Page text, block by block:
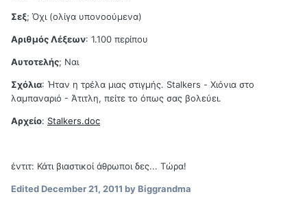
Σεξ; Όχι (ολίγα υπονοούμενα)
Αριθμός Λέξεων: 1.100 περίπου
Αυτοτελής; Ναι
Σχόλια: Ήταν η τρέλα μιας στιγμής. Stalkers - Χιόνια στο
λαμπαναριό - Άτιτλη, πείτε το όπως σας βολεύει.
Αρχείο: Stalkers.doc
έντιτ: Κάτι βιαστικοί άθρωποι δες... Τώρα!
EditedDecember 21, 2011 by Biggrandma